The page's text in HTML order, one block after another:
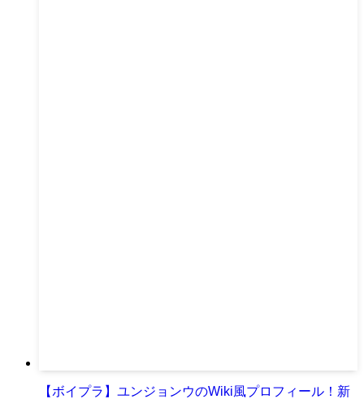
【ボイプラ】ユンジョンウのWiki風プロフィール！新